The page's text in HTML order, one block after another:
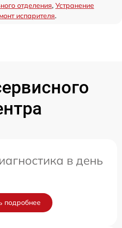
отделения, Устранение
испарителя.
в день
подробнее